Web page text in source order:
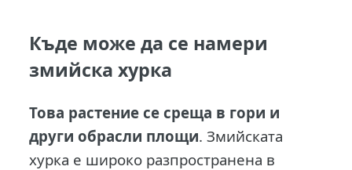
Къде може да се намери
змийска хурка
Това растение се среща в гори и
други обрасли площи. Змийската
хурка е широко разпространена в